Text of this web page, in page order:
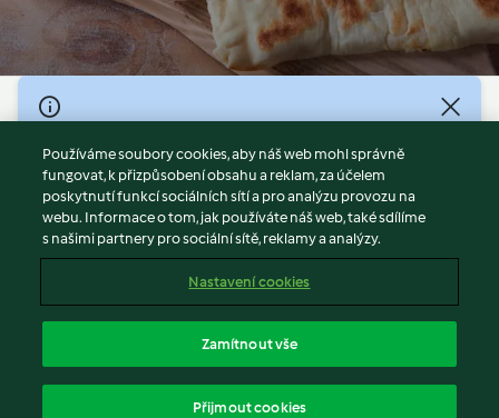
© Copyright 2026
Podmínky užívání
Zásady ochrany osobních údajů
Vyloučení odpovědnosti
Tiráž
Obsah zprávy
Prohlášení o přístupnosti
Používáme soubory cookies, aby náš web mohl správně
fungovat, k přizpůsobení obsahu a reklam, za účelem
poskytnutí funkcí sociálních sítí a pro analýzu provozu na
webu. Informace o tom, jak používáte náš web, také sdílíme
s našimi partnery pro sociální sítě, reklamy a analýzy.
Nastavení cookies
Zamítnout vše
Přijmout cookies